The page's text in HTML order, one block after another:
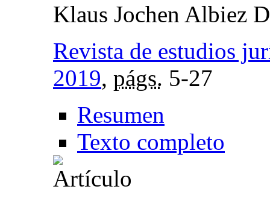
Klaus Jochen Albiez
Revista de estudios
2019, págs. 5-27
Resumen
Texto completo